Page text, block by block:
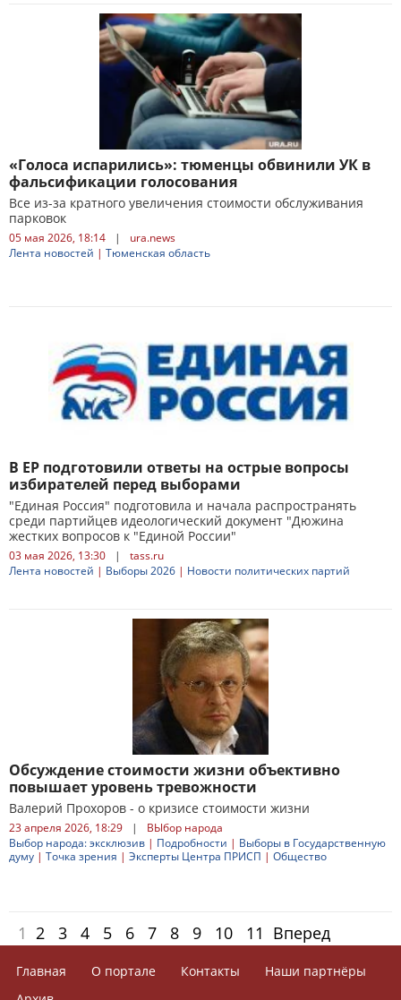
«Голоса испарились»: тюменцы обвинили УК в
фальсификации голосования
Все из-за кратного увеличения стоимости обслуживания
парковок
05 мая 2026, 18:14 |
ura.news
Лента новостей | Тюменская область
В ЕР подготовили ответы на острые вопросы
избирателей перед выборами
"Единая Россия" подготовила и начала распространять
среди партийцев идеологический документ "Дюжина
жестких вопросов к "Единой России"
03 мая 2026, 13:30 |
tass.ru
Лента новостей | Выборы 2026 | Новости политических партий
Обсуждение стоимости жизни объективно
повышает уровень тревожности
Валерий Прохоров - о кризисе стоимости жизни
23 апреля 2026, 18:29 |
ВЫбор народа
Выбор народа: эксклюзив | Подробности | Выборы в Государственную
думу | Точка зрения | Эксперты Центра ПРИСП | Общество
1 2 3 4 5 6 7 8 9 10 11 Вперед
Главная О портале Контакты
Наши партнёры